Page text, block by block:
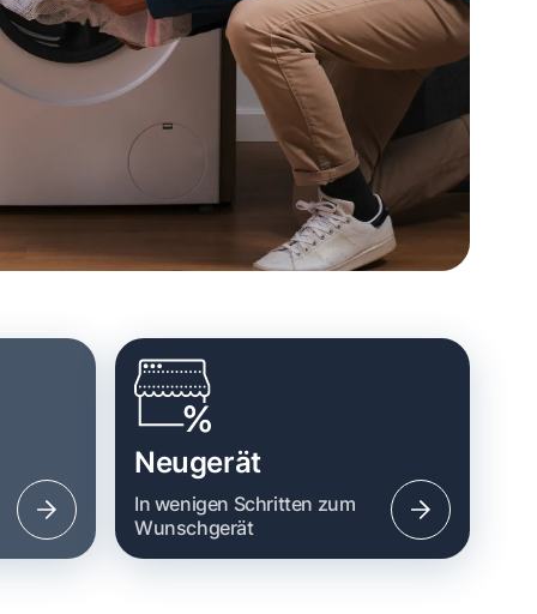
Neugerät
In wenigen Schritten zum
Wunschgerät